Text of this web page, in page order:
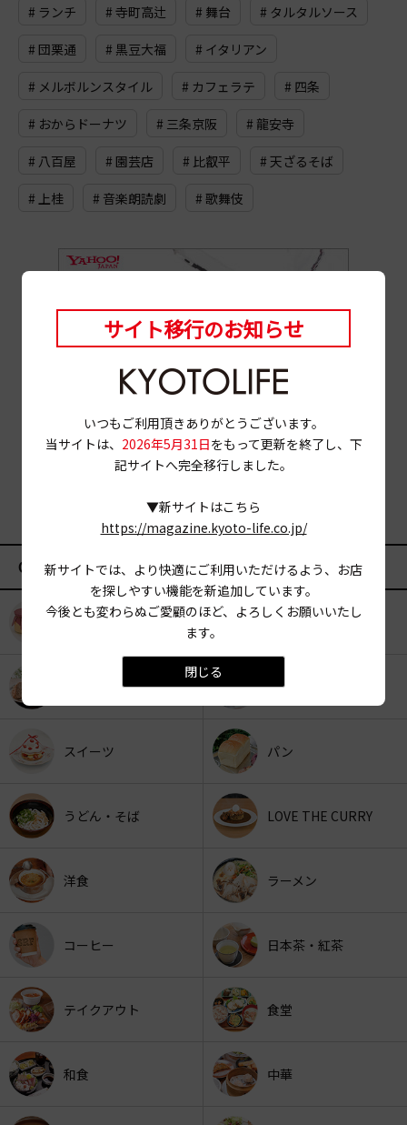
# ランチ # 寺町高辻 # 舞台 # タルタルソース
# 団栗通 # 黒豆大福 # イタリアン
# メルボルンスタイル # カフェラテ # 四条
# おからドーナツ # 三条京阪 # 龍安寺
# 八百屋 # 園芸店 # 比叡平 # 天ざるそば
# 上桂 # 音楽朗読劇 # 歌舞伎
サイト移行のお知らせ
いつもご利用頂きありがとうございます。
当サイトは、 2026年5月31日をもって更新を終了し、下
記サイトへ完全移行しました。
▼新サイトはこちら
https://magazine.kyoto-life.co.jp/
新サイトでは、より快適にご利用いただけるよう、お店
を探しやすい機能を新追加しています。
今後とも変わらぬご愛顧のほど、よろしくお願いいたし
ます。
閉じる
CATEGORY
KYOTO OYATSU CLUB スナックフード
京みやげ
スイーツ パン
うどん・そば LOVE THE CURRY
洋食 ラーメン
コーヒー 日本茶・紅茶
テイクアウト 食堂
和食 中華